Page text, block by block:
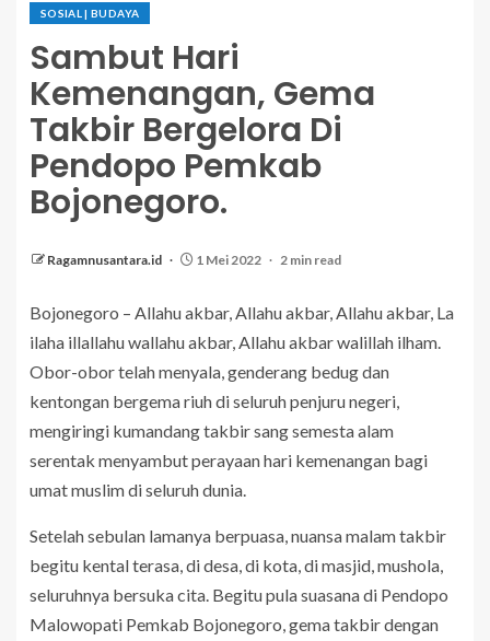
SOSIAL | BUDAYA
Sambut Hari
Kemenangan, Gema
Takbir Bergelora Di
Pendopo Pemkab
Bojonegoro.
Ragamnusantara.id 1 Mei 2022 2 min read
Bojonegoro – Allahu akbar, Allahu akbar, Allahu akbar, La
ilaha illallahu wallahu akbar, Allahu akbar walillah ilham.
Obor-obor telah menyala, genderang bedug dan
kentongan bergema riuh di seluruh penjuru negeri,
mengiringi kumandang takbir sang semesta alam
serentak menyambut perayaan hari kemenangan bagi
umat muslim di seluruh dunia.
Setelah sebulan lamanya berpuasa, nuansa malam takbir
begitu kental terasa, di desa, di kota, di masjid, mushola,
seluruhnya bersuka cita. Begitu pula suasana di Pendopo
Malowopati Pemkab Bojonegoro, gema takbir dengan